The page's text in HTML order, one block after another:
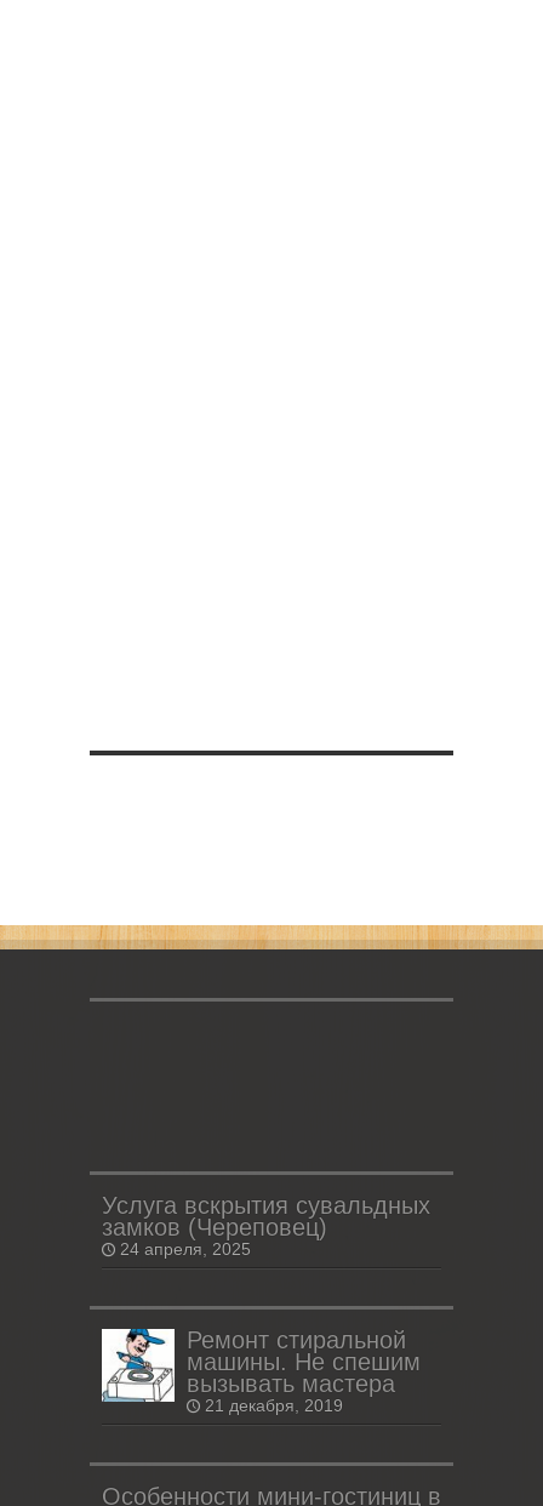
Услуга вскрытия сувальдных
замков (Череповец)
24 апреля, 2025
Ремонт стиральной
машины. Не спешим
вызывать мастера
21 декабря, 2019
Особенности мини-гостиниц в